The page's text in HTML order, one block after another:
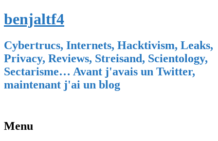
benjaltf4
Cybertrucs, Internets, Hacktivism, Leaks,
Privacy, Reviews, Streisand, Scientology,
Sectarisme… Avant j'avais un Twitter,
maintenant j'ai un blog
Menu